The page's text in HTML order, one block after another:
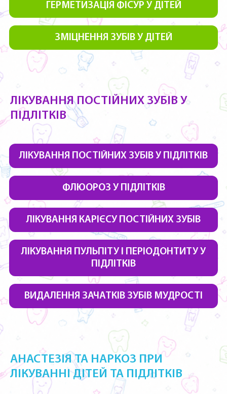
ГЕРМЕТИЗАЦІЯ ФІСУР У ДІТЕЙ
ЗМІЦНЕННЯ ЗУБІВ У ДІТЕЙ
ЛІКУВАННЯ ПОСТІЙНИХ ЗУБІВ У
ПІДЛІТКІВ
ЛІКУВАННЯ ПОСТІЙНИХ ЗУБІВ У ПІДЛІТКІВ
ФЛЮОРОЗ У ПІДЛІТКІВ
ЛІКУВАННЯ КАРІЄСУ ПОСТІЙНИХ ЗУБІВ
ЛІКУВАННЯ ПУЛЬПІТУ І ПЕРІОДОНТИТУ У
ПІДЛІТКІВ
ВИДАЛЕННЯ ЗАЧАТКІВ ЗУБІВ МУДРОСТІ
АНАСТЕЗІЯ ТА НАРКОЗ ПРИ
ЛІКУВАННІ ДІТЕЙ ТА ПІДЛІТКІВ